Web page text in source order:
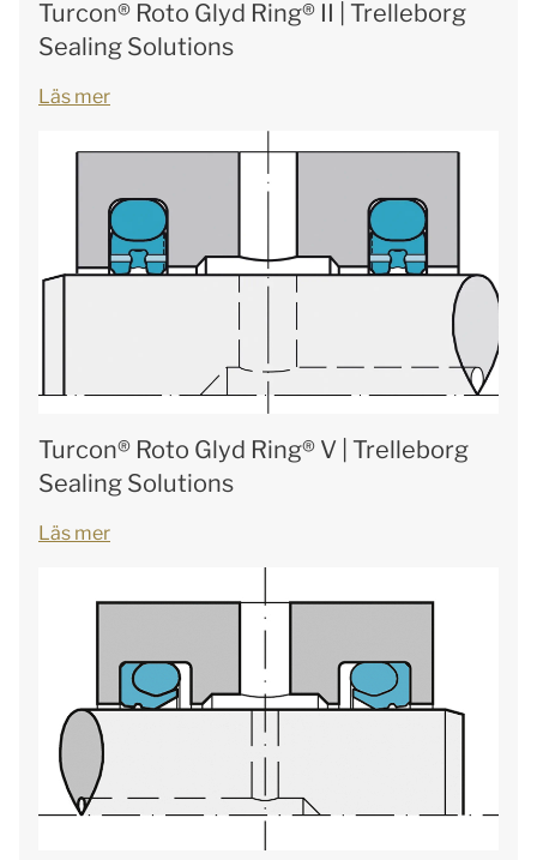
Turcon® Roto Glyd Ring® II | Trelleborg
Sealing Solutions
Läs mer
Turcon® Roto Glyd Ring® V | Trelleborg
Sealing Solutions
Läs mer